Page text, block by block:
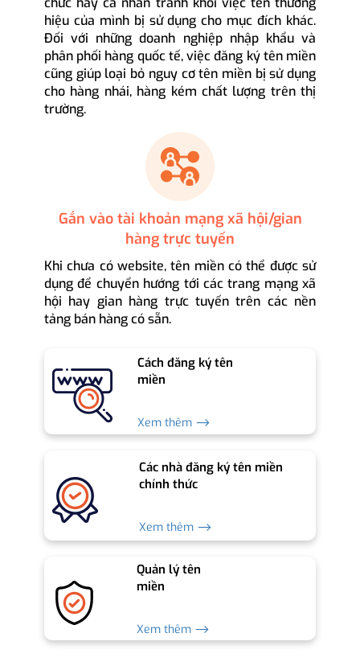
hiệu của mình bị sử dụng cho mục đích khác.
Đối với những doanh nghiệp nhập khẩu và
phân phối hàng quốc tế, việc đăng ký tên miền
cũng giúp loại bỏ nguy cơ tên miền bị sử dụng
cho hàng nhái, hàng kém chất lượng trên thị
trường.
Gắn vào tài khoản mạng xã hội/gian
hàng trực tuyến
Khi chưa có website, tên miền có thể được sử
dụng để chuyển hướng tới các trang mạng xã
hội hay gian hàng trực tuyến trên các nền
tảng bán hàng có sẵn.
Cách đăng ký tên
miền
Xem thêm ⟶
Các nhà đăng ký tên miền
chính thức
Xem thêm ⟶
Quản lý tên
miền
Xem thêm ⟶